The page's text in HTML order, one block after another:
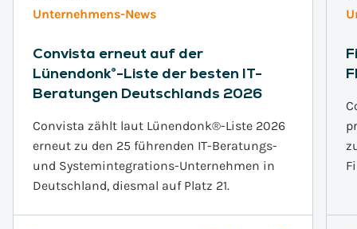
Unternehmens-News
Convista erneut auf der
Lünendonk®-Liste der besten IT-
Beratungen Deutschlands 2026
Convista zählt laut Lünendonk®-Liste 2026
erneut zu den 25 führenden IT-Beratungs-
und Systemintegrations-Unternehmen in
Deutschland, diesmal auf Platz 21.